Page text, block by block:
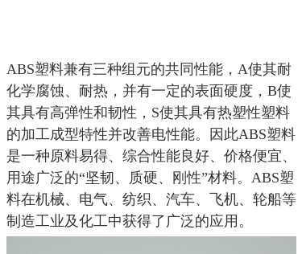
ABS塑料兼有三种组元的共同性能，A使其耐
化学腐蚀、耐热，并有一定的表面硬度，B使
其具有高弹性和韧性，S使其具有热塑性塑料
的加工成型特性并改善电性能。因此ABS塑料
是一种原料易得、综合性能良好、价格便宜、
用途广泛的“坚韧、质硬、刚性”材料。ABS塑
料在机械、电气、纺织、汽车、飞机、轮船等
制造工业及化工中获得了广泛的应用。